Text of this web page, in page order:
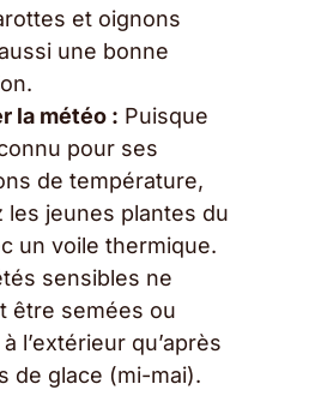
et oignons
une bonne
la météo : Puisque
pour ses
de température,
les jeunes plantes du
un voile thermique.
sensibles ne
être semées ou
l’extérieur qu’après
de glace (mi-mai).